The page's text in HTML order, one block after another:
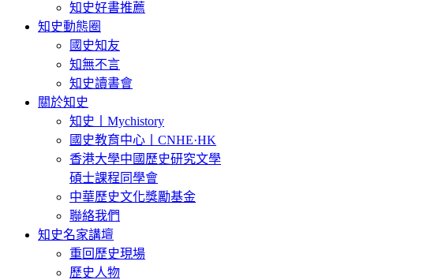
知史好書推薦
知史動態圈
國史知友
知無不言
知史讀書會
關於知史
知史丨Mychistory
國史教育中心丨CNHE·HK
香港大學中國歷史研究文學
碩士課程同學會
中華歷史文化獎勵基金
聯絡我們
知史名家講壇
重回歷史現場
歷史人物